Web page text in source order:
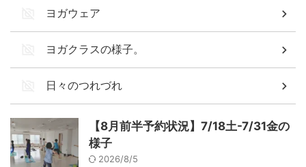
ヨガウェア
ヨガクラスの様子。
日々のつれづれ
【8月前半予約状況】7/18土-7/31金の
様子
2026/8/5